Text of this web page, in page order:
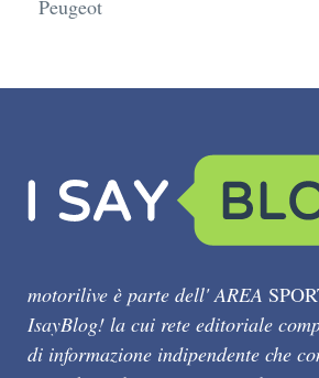
Peugeot
motorilive è parte dell' AREA
IsayBlog! la cui rete editoriale
di informazione indipendente che